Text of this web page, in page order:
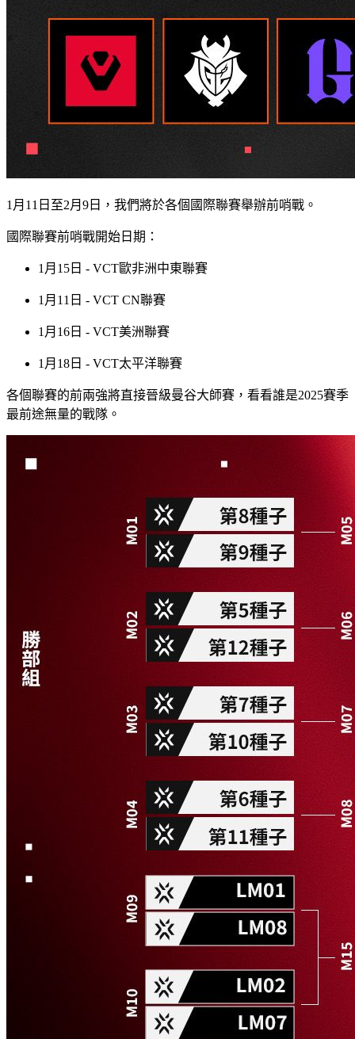
1月11日至2月9日，我們將於各個國際聯賽舉辦前哨戰。
國際聯賽前哨戰開始日期：
1月15日 - VCT歐非洲中東聯賽
1月11日 - VCT CN聯賽
1月16日 - VCT美洲聯賽
1月18日 - VCT太平洋聯賽
各個聯賽的前兩強將直接晉級曼谷大師賽，看看誰是2025賽季
最前途無量的戰隊。